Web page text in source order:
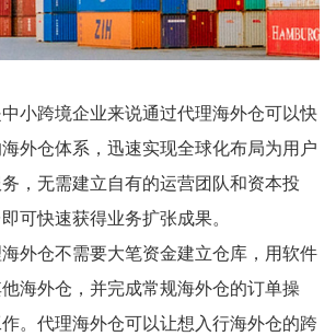
小跨境企业来说通过代理海外仓可以快
外仓体系，迅速实现全球化布局为用户
，无需建立自有的运营团队和资本投
可快速获得业务扩张成果。
外仓不需要大笔资金建立仓库，用软件
海外仓，并完成常规海外仓的订单操
。代理海外仓可以让想入行海外仓的跨